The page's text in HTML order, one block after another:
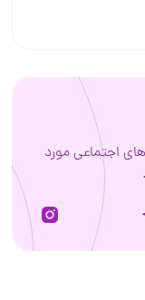
اجتماعی مورد